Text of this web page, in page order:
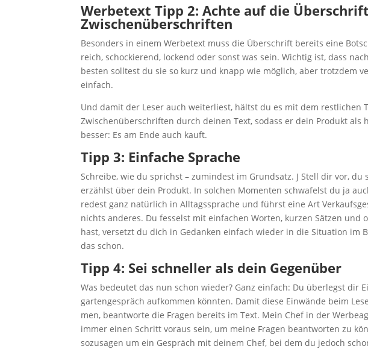
Wer­be­text Tipp 2: Ach­te auf die
Zwischenüberschriften
Beson­ders in einem Wer­be­text muss die Über­schrift bereits eine
reich, scho­ckie­rend, lockend oder sonst was sein. Wich­tig ist, dass
bes­ten soll­test du sie so kurz und knapp wie mög­lich, aber trotz­dem
einfach.
Und damit der Leser auch wei­ter­liest, hältst du es mit dem rest­li­chen
Zwi­schen­über­schrif­ten durch dei­nen Text, sodass er dein Pro­dukt
bes­ser: Es am Ende auch kauft.
Tipp 3: Ein­fa­che Sprache
Schrei­be, wie du sprichst – zumin­dest im Grund­satz. J Stell dir vor,
erzählst über dein Pro­dukt. In sol­chen Momen­ten schwa­felst du ja
redest ganz natür­lich in All­tags­spra­che und führst eine Art
nichts ande­res. Du fes­selst mit ein­fa­chen Wor­ten, kur­zen Sät­zen und
hast, ver­setzt du dich in Gedan­ken ein­fach wie­der in die Situa­ti­on im
das schon.
Tipp 4: Sei schnel­ler als dein Gegenüber
Was bedeu­tet das nun schon wie­der? Ganz ein­fach: Du über­legst dir
gar­ten­ge­spräch auf­kom­men könn­ten. Damit die­se Ein­wän­de beim
men, beant­wor­te die Fra­gen bereits im Text. Mein Chef in der
immer einen Schritt vor­aus sein, um mei­ne Fra­gen beant­wor­ten zu
sozu­sa­gen um ein Gespräch mit dei­nem Chef, bei dem du jedoch